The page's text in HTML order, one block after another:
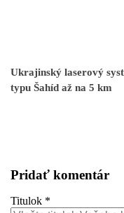
Ukrajinský laserový
typu Šahíd až na 5 km
Pridať komentár
Titulok *